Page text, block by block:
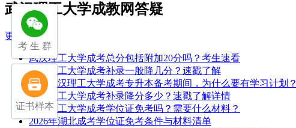
武汉理工大学成教网答疑
更多>>
武汉理工大学成考总分包括附加20分吗？考生速看
武汉理工大学成考补录一般降几分？速戳了解
25年武汉理工大学成考专升本备考期间，为什么要有学习计划？
武汉理工大学成考补录降分多少？速戳了解详情
武汉理工大学成考学位证免考吗？需要什么材料？
2026年湖北成考学位证免考条件与材料清单
考 生 群
证书样本